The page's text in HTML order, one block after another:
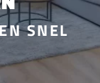
SNEL